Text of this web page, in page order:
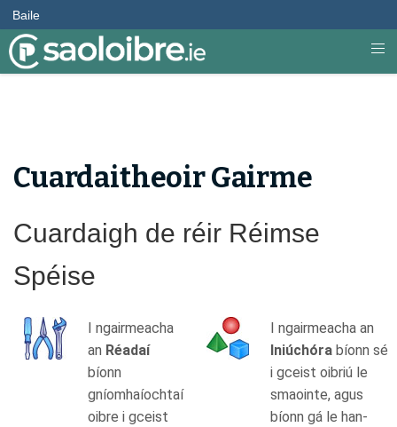
Baile
Cuardaitheoir Gairme
Cuardaigh de réir Réimse
Spéise
I ngairmeacha
an Réadaí
bíonn
gníomhaíochtaí
oibre i gceist
I ngairmeacha an
Iniúchóra bíonn sé
i gceist oibriú le
smaointe, agus
bíonn gá le han-